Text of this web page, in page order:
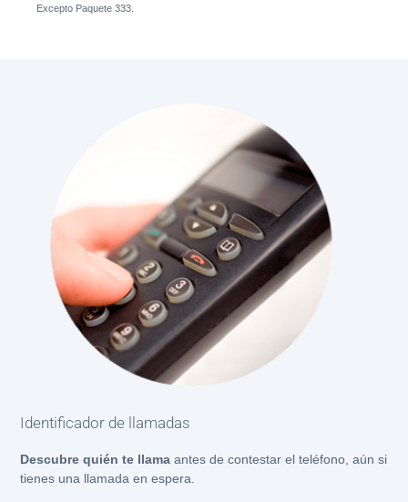
Excepto Paquete 333.
Identificador de llamadas
Descubre quién te llama antes de contestar el teléfono, aún si
tienes una llamada en espera.